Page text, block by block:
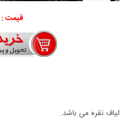
قیمت :